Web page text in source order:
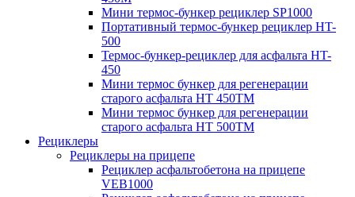
Мини термос-бункер рециклер SP1000
Портативный термос-бункер рециклер HT-
500
Термос-бункер-рециклер для асфальта HT-
450
Мини термос бункер для регенерации
старого асфальта НТ 450ТМ
Мини термос бункер для регенерации
старого асфальта НТ 500ТМ
Рециклеры
Рециклеры на прицепе
Рециклер асфальтобетона на прицепе
VEB1000